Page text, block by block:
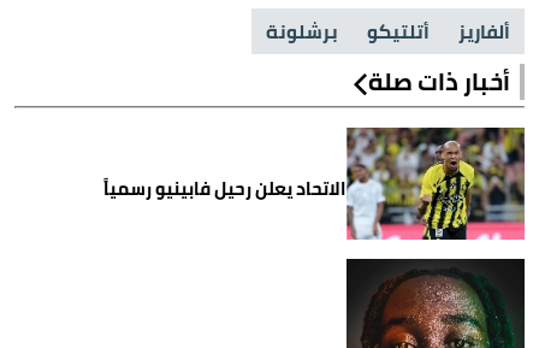
ألفاريز أتلتيكو برشلونة
أخبار ذات صلة
الاتحاد يعلن رحيل فابينيو رسمياً